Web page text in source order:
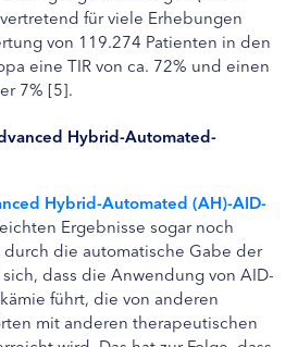
für viele Erhebungen
von 119.274 Patienten in den
eine TIR von ca. 72% und einen
7% [5].
Hybrid-Automated-
Hybrid-Automated (AH)-AID-
Ergebnisse sogar noch
die automatische Gabe der
dass die Anwendung von AID-
führt, die von anderen
mit anderen therapeutischen